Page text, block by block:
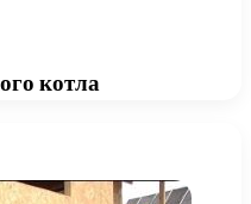
котла